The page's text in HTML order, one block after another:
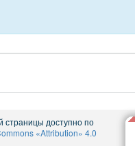
доступно по
«Attribution» 4.0